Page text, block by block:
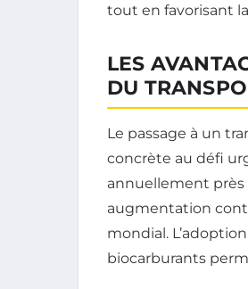
tout en favorisant
LES
DU
Le passage à un
concrète au défi
annuellement près
augmentation
mondial.
biocarburants